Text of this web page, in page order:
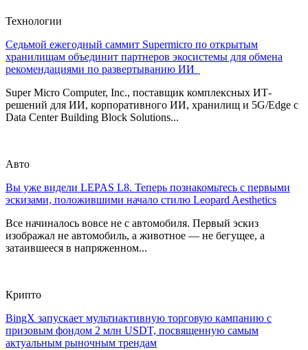
Технологии
Седьмой ежегодный саммит Supermicro по открытым
хранилищам объединит партнеров экосистемы для обмена
рекомендациями по развертыванию ИИ
Super Micro Computer, Inc., поставщик комплексных ИТ-
решений для ИИ, корпоративного ИИ, хранилищ и 5G/Edge с
Data Center Building Block Solutions...
Авто
Вы уже видели LEPAS L8. Теперь познакомьтесь с первыми
эскизами, положившими начало стилю Leopard Aesthetics
Все начиналось вовсе не с автомобиля. Первый эскиз
изображал не автомобиль, а животное — не бегущее, а
затаившееся в напряженном...
Крипто
BingX запускает мультиактивную торговую кампанию с
призовым фондом 2 млн USDT, посвященную самым
актуальным рыночным трендам